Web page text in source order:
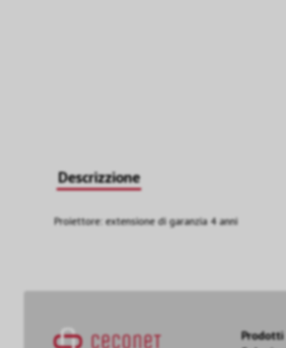
Descrizzione
Proiettore: extensione di garanzia 4 anni
Prodotti